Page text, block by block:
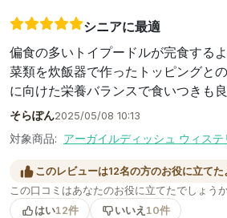
シニアに最適
偏食の多いトイプードルが完食する
菜類を炊飯器で作ったトッピングと
に向けた栄養バランスで食いつきも
そらぽん2025/05/08 10:13
対象商品: アーガイルディッシュ ウィステ
このレビューは12名の方のお役に立てた
この口コミはあなたのお役に立てたでしょう
はい12件 いいえ 10件